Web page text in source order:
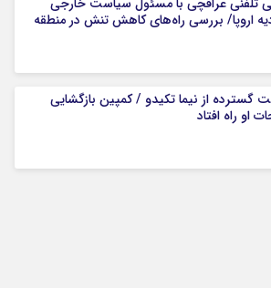
اروپا/ بررسی راه‌های کاهش تنش در منطقه
گسترده از نیما تکیدو / کمپین بازگشایی
او راه افتاد